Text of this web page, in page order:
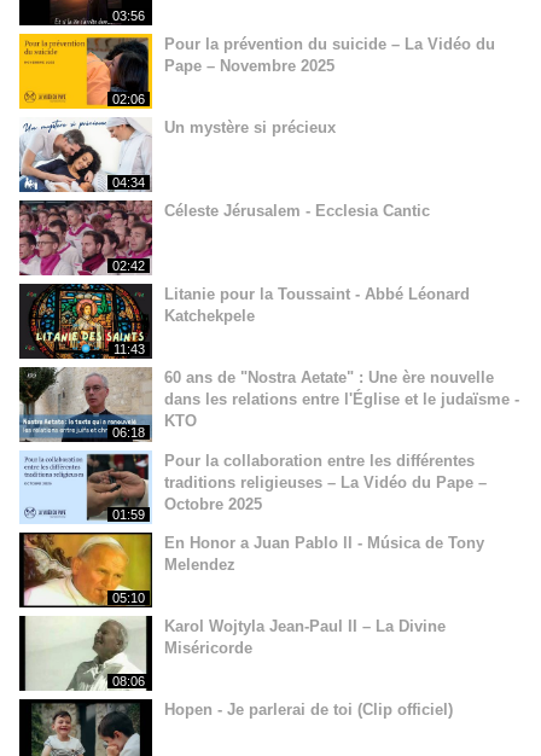
03:56
02:06
Pour la prévention du suicide – La Vidéo du
Pape – Novembre 2025
04:34
Un mystère si précieux
02:42
Céleste Jérusalem - Ecclesia Cantic
11:43
Litanie pour la Toussaint - Abbé Léonard
Katchekpele
06:18
60 ans de "Nostra Aetate" : Une ère nouvelle
dans les relations entre l'Église et le judaïsme -
KTO
01:59
Pour la collaboration entre les différentes
traditions religieuses – La Vidéo du Pape –
Octobre 2025
05:10
En Honor a Juan Pablo ll - Música de Tony
Melendez
08:06
Karol Wojtyla Jean-Paul II – La Divine
Miséricorde
Hopen - Je parlerai de toi (Clip officiel)